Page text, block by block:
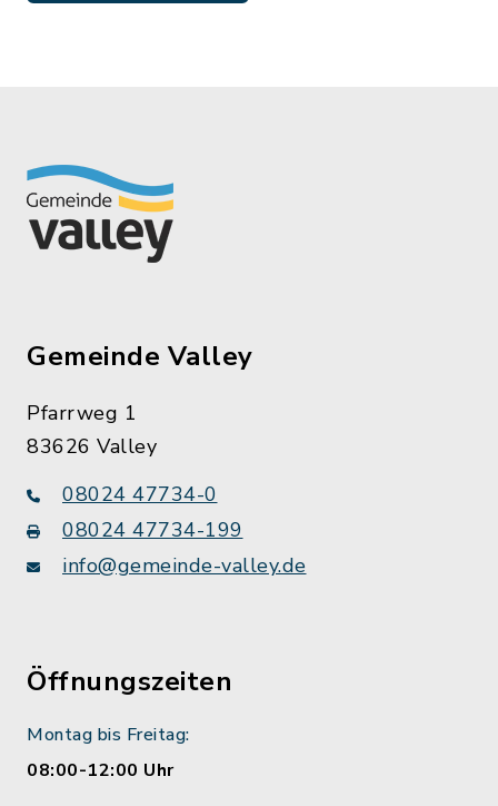
Gemeinde Valley
Pfarrweg 1
83626 Valley
08024 47734-0
08024 47734-199
info@gemeinde-valley.de
Öffnungszeiten
Montag bis Freitag:
08:00-12:00 Uhr